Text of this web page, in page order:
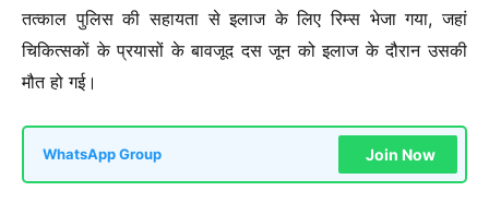
तत्काल पुलिस की सहायता से इलाज के लिए रिम्स भेजा गया, जहां
चिकित्सकों के प्रयासों के बावजूद दस जून को इलाज के दौरान उसकी
मौत हो गई।
WhatsApp Group Join Now